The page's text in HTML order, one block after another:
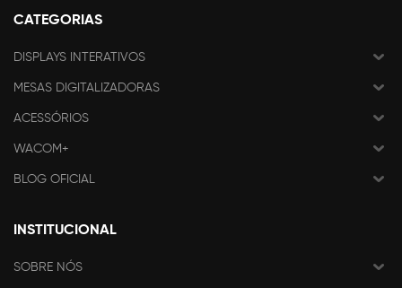
CATEGORIAS
DISPLAYS INTERATIVOS
MESAS DIGITALIZADORAS
ACESSÓRIOS
WACOM+
BLOG OFICIAL
INSTITUCIONAL
SOBRE NÓS